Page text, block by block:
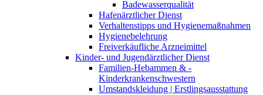
Badewasserqualität
Hafenärztlicher Dienst
Verhaltenstipps und Hygienemaßnahmen
Hygienebelehrung
Freiverkäufliche Arzneimittel
Kinder- und Jugendärztlicher Dienst
Familien-Hebammen & -
Kinderkrankenschwestern
Umstandskleidung | Erstlingsausstattung